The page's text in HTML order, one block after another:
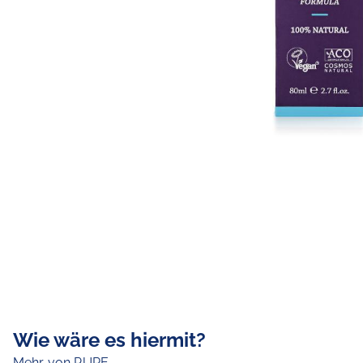
Wie wäre es hiermit?